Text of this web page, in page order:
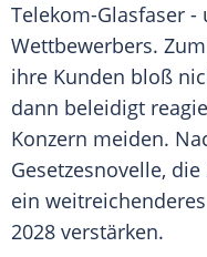
Telekom-Glasfaser
Wettbewerbers.
ihre Kunden bloß
dann beleidigt
Konzern meiden.
Gesetzesnovelle,
ein
2028 verstärken.